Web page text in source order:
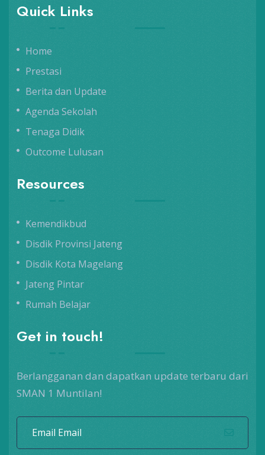
Quick Links
Home
Prestasi
Berita dan Update
Agenda Sekolah
Tenaga Didik
Outcome Lulusan
Resources
Kemendikbud
Disdik Provinsi Jateng
Disdik Kota Magelang
Jateng Pintar
Rumah Belajar
Get in touch!
Berlangganan dan dapatkan update terbaru dari
SMAN 1 Muntilan!